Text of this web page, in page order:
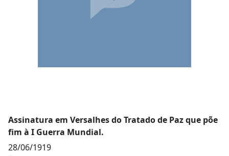
Assinatura em Versalhes do Tratado de Paz que põe
fim à I Guerra Mundial.
28/06/1919